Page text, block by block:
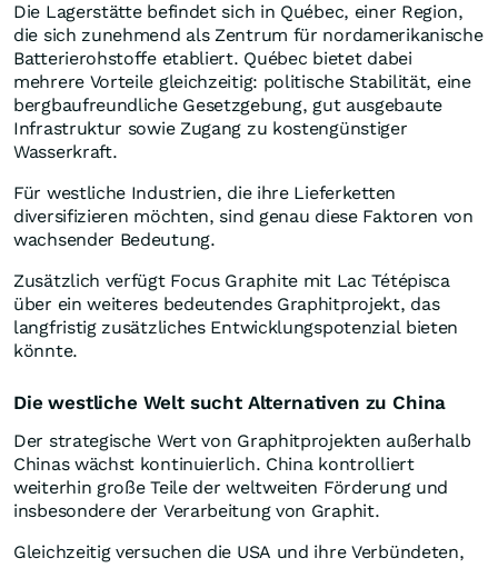
Die Lagerstätte befindet sich in Québec, einer Region,
die sich zunehmend als Zentrum für nordamerikanische
Batterierohstoffe etabliert. Québec bietet dabei
mehrere Vorteile gleichzeitig: politische Stabilität, eine
bergbaufreundliche Gesetzgebung, gut ausgebaute
Infrastruktur sowie Zugang zu kostengünstiger
Wasserkraft.
Für westliche Industrien, die ihre Lieferketten
diversifizieren möchten, sind genau diese Faktoren von
wachsender Bedeutung.
Zusätzlich verfügt Focus Graphite mit Lac Tétépisca
über ein weiteres bedeutendes Graphitprojekt, das
langfristig zusätzliches Entwicklungspotenzial bieten
könnte.
Die westliche Welt sucht Alternativen zu China
Der strategische Wert von Graphitprojekten außerhalb
Chinas wächst kontinuierlich. China kontrolliert
weiterhin große Teile der weltweiten Förderung und
insbesondere der Verarbeitung von Graphit.
Gleichzeitig versuchen die USA und ihre Verbündeten,